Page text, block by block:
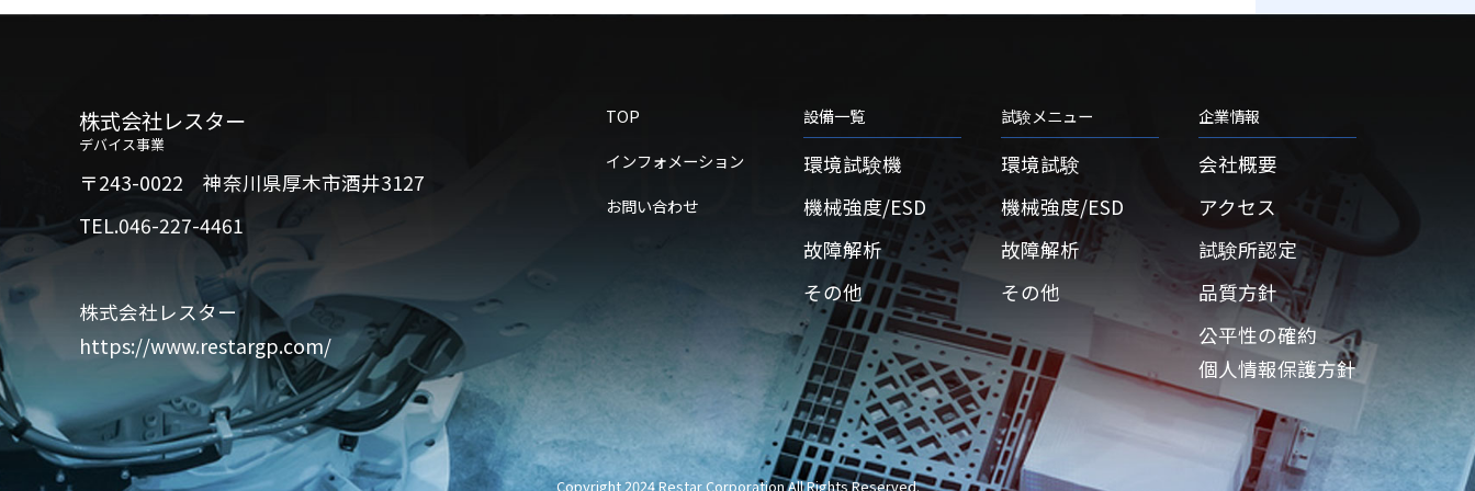
株式会社レスター
デバイス事業
〒243-0022 神奈川県厚木市酒井3127
TEL.046-227-4461
株式会社レスター
https://www.restargp.com/
TOP
インフォメーション
お問い合わせ
設備一覧
環境試験機
機械強度/ESD
故障解析
その他
試験メニュー
環境試験
機械強度/ESD
故障解析
その他
企業情報
会社概要
アクセス
試験所認定
品質方針
公平性の確約
個人情報保護方針
Copyright 2024 Restar Corporation All Rights Reserved.